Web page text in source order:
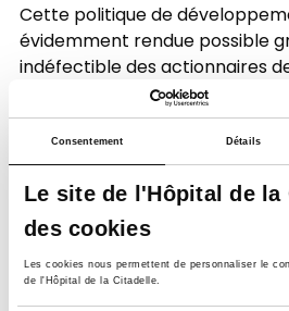
Consentement Détails
Le site de l'Hôpital de
des cookies
Les cookies nous permettent de personnaliser le
de l'Hôpital de la Citadelle.
Cette politique de
évidemment rendue possible
indéfectible des actionnaires
communes, organismes
…« Un projet de santé
défendons, doit fédérer tant
externe. Et c’est aussi une
La nouvelle image dévoilée est
centaine de collaborateurs,
Et pour cause : l’hôpital est